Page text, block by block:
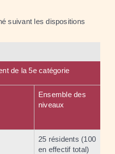
suivant les dispositions
de la 5ecatégorie
Ensemble des
niveaux
25 résidents (100
en effectif total)